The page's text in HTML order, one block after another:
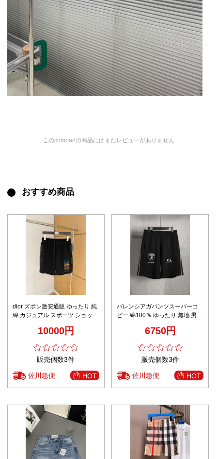
このcompartの商品にはまだレビューがありません
おすすめ商品
dior ズボン激安通販 ゆったり 純
綿 カジュアル スポーツ ショット
10000円
販売個数3件
佐川急便 HOT
バレンシアガパンツスーパーコ
ピー 綿100％ ゆったり 無地 男女
6750円
販売個数3件
佐川急便 HOT